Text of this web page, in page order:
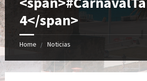
4</span>
Home Noticias